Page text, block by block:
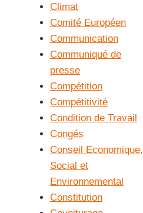
Climat
Comité Européen
Communication
Communiqué de
presse
Compétition
Compétitivité
Condition de Travail
Congés
Conseil Economique,
Social et
Environnemental
Constitution